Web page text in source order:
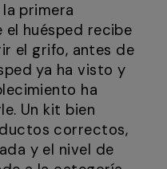
primera
el huésped recibe
el grifo, antes de
ya ha visto y
ha
Un kit bien
correctos,
y el nivel de